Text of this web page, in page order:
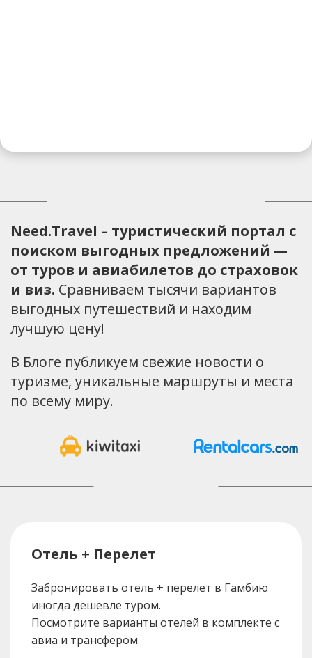
Need.Travel – туристический портал с
поиском выгодных предложений —
от туров и авиабилетов до страховок
и виз. Сравниваем тысячи вариантов
выгодных путешествий и находим
лучшую цену!
В Блоге публикуем свежие новости о
туризме, уникальные маршруты и места
по всему миру.
Отель + Перелет
Забронировать отель + перелет в Гамбию
иногда дешевле туром.
Посмотрите варианты отелей в комплекте с
авиа и трансфером.